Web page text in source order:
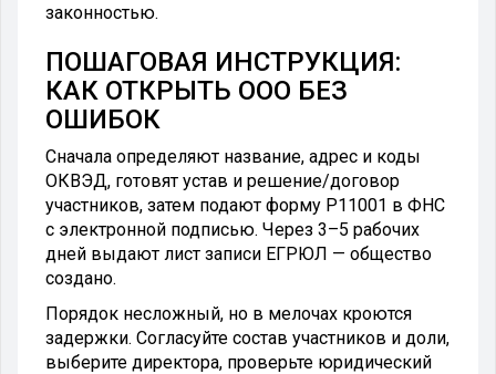
законностью.
ПОШАГОВАЯ ИНСТРУКЦИЯ:
КАК ОТКРЫТЬ ООО БЕЗ
ОШИБОК
Сначала определяют название, адрес и коды
ОКВЭД, готовят устав и решение/договор
участников, затем подают форму Р11001 в ФНС
с электронной подписью. Через 3–5 рабочих
дней выдают лист записи ЕГРЮЛ — общество
создано.
Порядок несложный, но в мелочах кроются
задержки. Согласуйте состав участников и доли,
выберите директора, проверьте юридический